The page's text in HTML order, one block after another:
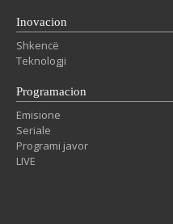
Inovacion
Shkencë
Teknologji
Programacion
Emisione
Seriale
Programi javor
LIVE